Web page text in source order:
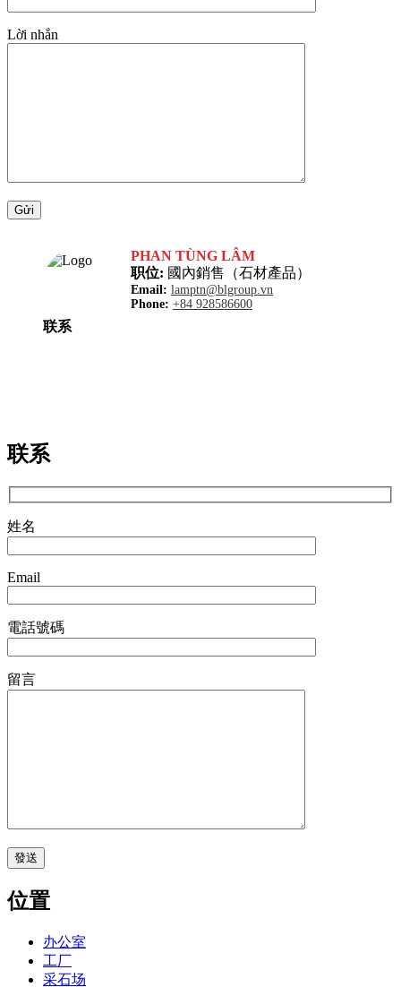
Lời nhắn
PHAN TÙNG LÂM
职位: 國內銷售（石材產品）
Email: lamptn@blgroup.vn
Phone: +84 928586600
联系
联系
姓名
Email
電話號碼
留言
位置
办公室
工厂
采石场